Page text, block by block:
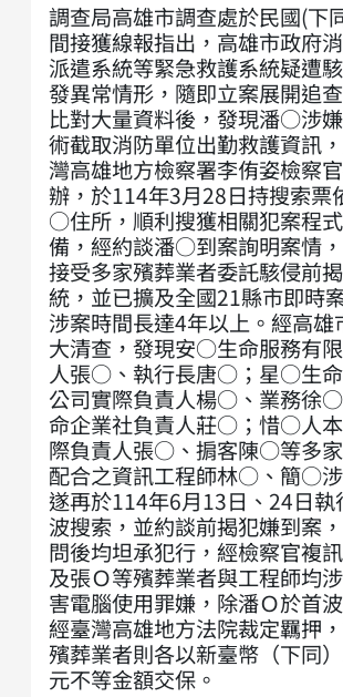
調查局高雄市調查處於民國(下
間接獲線報指出，高雄市政府
派遣系統等緊急救護系統疑遭
發異常情形，隨即立案展開追
比對大量資料後，發現潘○涉
術截取消防單位出勤救護資訊
灣高雄地方檢察署李侑姿檢察
辦，於114年3月28日持搜索票
○住所，順利搜獲相關犯案程
備，經約談潘○到案詢明案情
接受多家殯葬業者委託駭侵前
統，並已擴及全國21縣市即時
涉案時間長達4年以上。經高雄
大清查，發現安○生命服務有
人張○、執行長唐○；星○生
公司實際負責人楊○、業務徐
命企業社負責人莊○；惜○人
際負責人張○、掮客陳○等多
配合之資訊工程師林○、簡○涉
遂再於114年6月13日、24日執
波搜索，並約談前揭犯嫌到案
問後均坦承犯行，經檢察官複
及張Ｏ等殯葬業者與工程師均
害電腦使用罪嫌，除潘Ｏ於首
經臺灣高雄地方法院裁定羈押
殯葬業者則各以新臺幣（下同
元不等金額交保。